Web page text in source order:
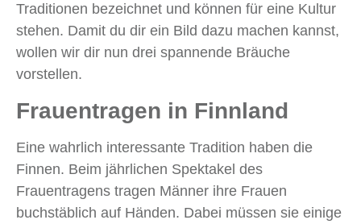
Traditionen bezeichnet und können für eine Kultur
stehen. Damit du dir ein Bild dazu machen kannst,
wollen wir dir nun drei spannende Bräuche
vorstellen.
Frauentragen in Finnland
Eine wahrlich interessante Tradition haben die
Finnen. Beim jährlichen Spektakel des
Frauentragens tragen Männer ihre Frauen
buchstäblich auf Händen. Dabei müssen sie einige